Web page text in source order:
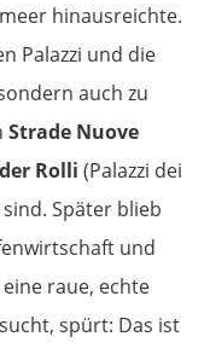
hinausreichte.
Palazzi und die
auch zu
Strade Nuove
Rolli (Palazzi dei
Später blieb
und
raue, echte
spürt: Das ist